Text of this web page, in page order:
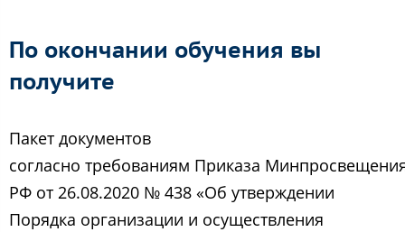
По окончании обучения вы
получите
Пакет документов
согласно требованиям Приказа
РФ от 26.08.2020 № 438 «Об утверждении
Порядка организации и осуществления